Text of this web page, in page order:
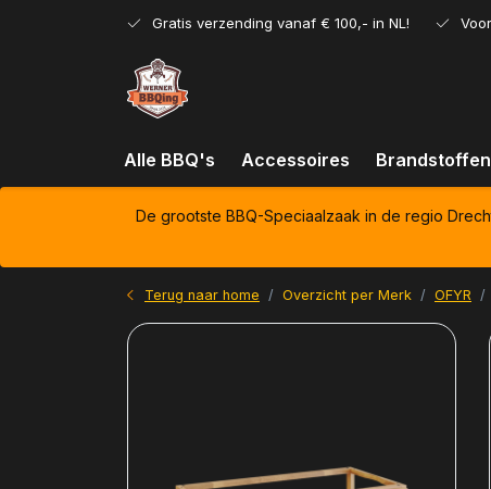
Gratis verzending vanaf € 100,- in NL!
Alle BBQ's Accessoires Brandstoffen
De grootste BBQ-Speciaalzaak in de regio
Terug naar home Overzicht per Merk OFYR